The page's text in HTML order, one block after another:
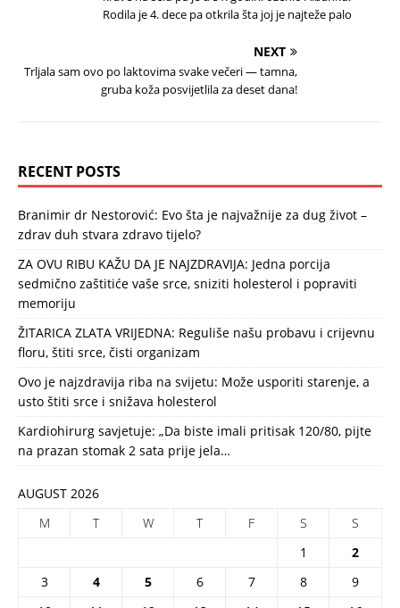
Rodila je 4. dece pa otkrila šta joj je najteže palo
NEXT
Trljala sam ovo po laktovima svake večeri — tamna,
gruba koža posvijetlila za deset dana!
RECENT POSTS
Branimir dr Nestorović: Evo šta je najvažnije za dug život –
zdrav duh stvara zdravo tijelo?
ZA OVU RIBU KAŽU DA JE NAJZDRAVIJA: Jedna porcija
sedmično zaštitiće vaše srce, sniziti holesterol i popraviti
memoriju
ŽITARICA ZLATA VRIJEDNA: Reguliše našu probavu i crijevnu
floru, štiti srce, čisti organizam
Ovo je najzdravija riba na svijetu: Može usporiti starenje, a
usto štiti srce i snižava holesterol
Kardiohirurg savjetuje: „Da biste imali pritisak 120/80, pijte
na prazan stomak 2 sata prije jela…
AUGUST 2026
M
T W T F S
S
1
2
3
4 5 6 7 8
9